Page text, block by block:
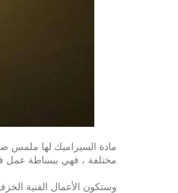
مادة السيراميك لها ملمس
مختلفة ، فهي ببساطة عمل
وستكون الأعمال الفنية